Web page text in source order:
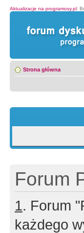
Aktualizacje na programosy.pl:
Strona główna
Forum
1. Forum
każdego